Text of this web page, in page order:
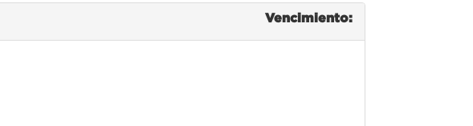
Vencimiento: